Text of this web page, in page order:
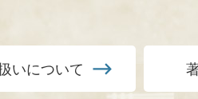
いについて